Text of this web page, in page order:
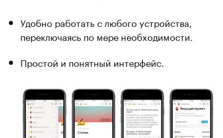
Удобно работать с любого устройства,
переключаясь по мере необходимости.
Простой и понятный интерфейс.